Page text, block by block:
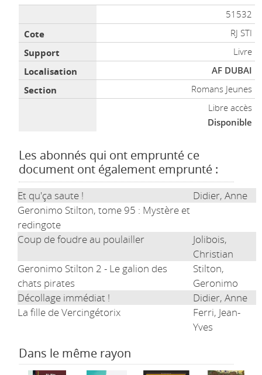
51532
RJ STI
Livre
AF DUBAI
Romans Jeunes
Libre accès
Disponible
Les abonnés qui ont emprunté ce
document ont également emprunté :
Et qu'ça saute !
Didier, Anne
Geronimo Stilton, tome 95 : Mystère et
redingote
Coup de foudre au poulailler
Jolibois,
Christian
Geronimo Stilton 2 - Le galion des
chats pirates
Stilton,
Geronimo
Décollage immédiat !
Didier, Anne
La fille de Vercingétorix
Ferri, Jean-
Yves
Dans le même rayon